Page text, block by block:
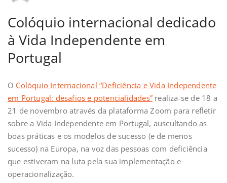
Colóquio internacional dedicado
à Vida Independente em
Portugal
O Colóquio Internacional “Deficiência e Vida Independente
em Portugal: desafios e potencialidades” realiza-se de 18 a
21 de novembro através da plataforma Zoom para refletir
sobre a Vida Independente em Portugal, auscultando as
boas práticas e os modelos de sucesso (e de menos
sucesso) na Europa, na voz das pessoas com deficiência
que estiveram na luta pela sua implementação e
operacionalização.